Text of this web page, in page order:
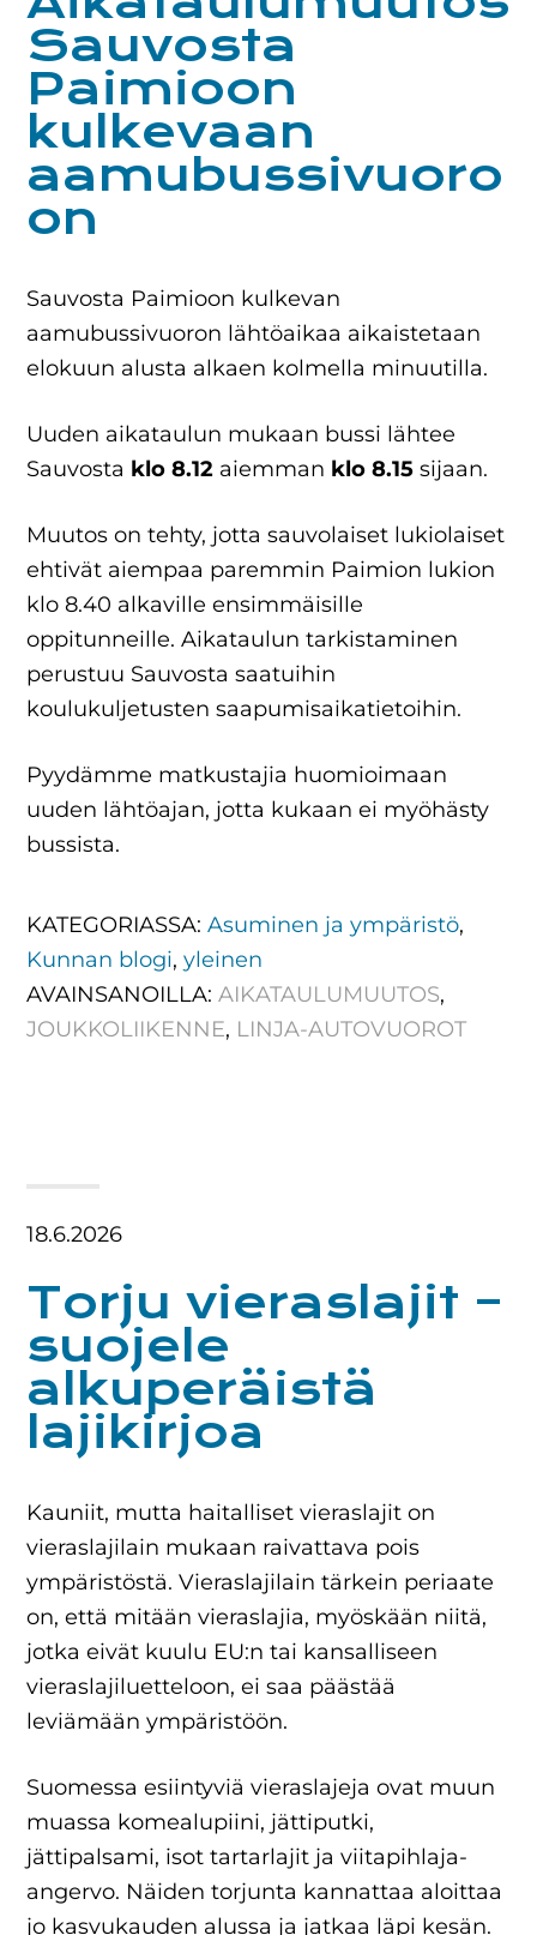
Sauvosta
Paimioon
kulkevaan
aamubussivuoro
on
Sauvosta Paimioon kulkevan
aamubussivuoron lähtöaikaa aikaistetaan
elokuun alusta alkaen kolmella minuutilla.
Uuden aikataulun mukaan bussi lähtee
Sauvosta klo 8.12 aiemman klo 8.15 sijaan.
Muutos on tehty, jotta sauvolaiset lukiolaiset
ehtivät aiempaa paremmin Paimion lukion
klo 8.40 alkaville ensimmäisille
oppitunneille. Aikataulun tarkistaminen
perustuu Sauvosta saatuihin
koulukuljetusten saapumisaikatietoihin.
Pyydämme matkustajia huomioimaan
uuden lähtöajan, jotta kukaan ei myöhästy
bussista.
KATEGORIASSA:Asuminen ja ympäristö,
Kunnan blogi,yleinen
AVAINSANOILLA:AIKATAULUMUUTOS,
JOUKKOLIIKENNE, LINJA-AUTOVUOROT
18.6.2026
Torju vieraslajit –
suojele
alkuperäistä
lajikirjoa
Kauniit, mutta haitalliset vieraslajit on
vieraslajilain mukaan raivattava pois
ympäristöstä. Vieraslajilain tärkein periaate
on, että mitään vieraslajia, myöskään niitä,
jotka eivät kuulu EU:n tai kansalliseen
vieraslajiluetteloon, ei saa päästää
leviämään ympäristöön.
Suomessa esiintyviä vieraslajeja ovat muun
muassa komealupiini, jättiputki,
jättipalsami, isot tartarlajit ja viitapihlaja-
angervo. Näiden torjunta kannattaa aloittaa
jo kasvukauden alussa ja jatkaa läpi kesän.